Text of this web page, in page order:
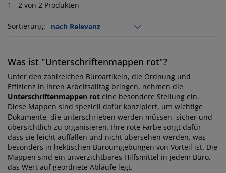
1 - 2 von 2 Produkten
Sortierung:
Was ist "Unterschriftenmappen rot"?
Unter den zahlreichen Büroartikeln, die Ordnung und
Effizienz in Ihren Arbeitsalltag bringen, nehmen die
Unterschriftenmappen rot eine besondere Stellung ein.
Diese Mappen sind speziell dafür konzipiert, um wichtige
Dokumente, die unterschrieben werden müssen, sicher und
übersichtlich zu organisieren. Ihre rote Farbe sorgt dafür,
dass sie leicht auffallen und nicht übersehen werden, was
besonders in hektischen Büroumgebungen von Vorteil ist. Die
Mappen sind ein unverzichtbares Hilfsmittel in jedem Büro,
das Wert auf geordnete Abläufe legt.